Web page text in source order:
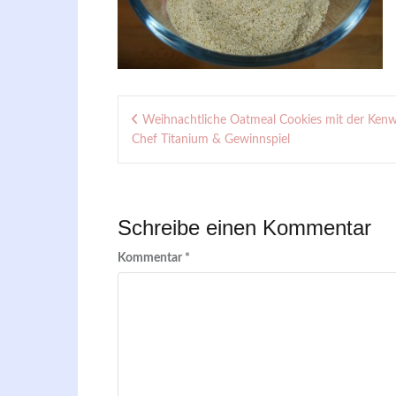
Beitragsnavigation
Weihnachtliche Oatmeal Cookies mit der
Chef Titanium & Gewinnspiel
Schreibe einen Kommentar
Kommentar *